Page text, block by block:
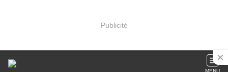
Publicité
MENU